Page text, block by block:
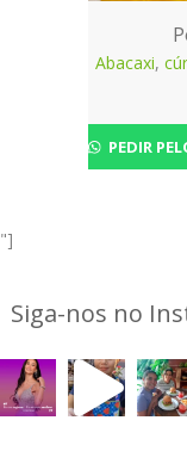
Abacaxi,
PEDIR
"]
Siga-nos no